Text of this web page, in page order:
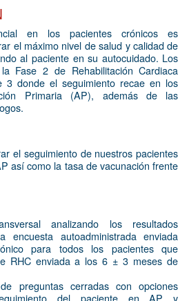
en los pacientes crónicos es
el máximo nivel de salud y calidad de
al paciente en su autocuidado. Los
Fase 2 de Rehabilitación Cardiaca
3 donde el seguimiento recae en los
Primaria (AP), además de las
el seguimiento de nuestros pacientes
así como la tasa de vacunación frente
analizando los resultados
encuesta autoadministrada enviada
para todos los pacientes que
RHC enviada a los 6 ± 3 meses de
preguntas cerradas con opciones
del paciente en AP y